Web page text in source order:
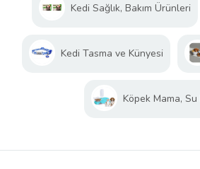
Kedi Sağlık, Bakım Ürünleri
Kedi Tasma ve Künyesi
Köpek Mama, Su